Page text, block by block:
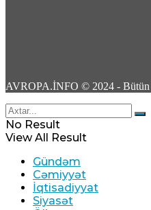
Yunanıstanın 106
azadlıq mitinqləri
10 Avqust 2026 / 9:29
18
AVROPA.İNFO © 2024 - Bütün
No Result
View All Result
Gündəm
Cəmiyyət
İqtisadiyyat
Siyasət